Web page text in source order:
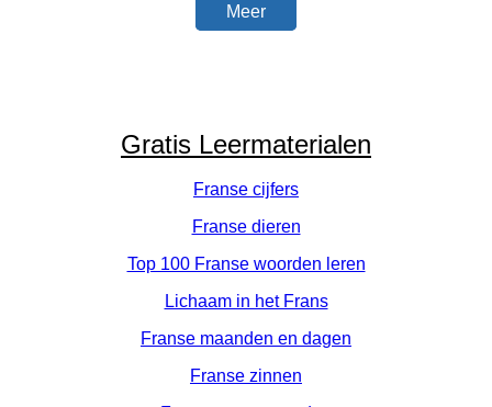
Meer
Gratis Leermaterialen
Franse cijfers
Franse dieren
Top 100 Franse woorden leren
Lichaam in het Frans
Franse maanden en dagen
Franse zinnen